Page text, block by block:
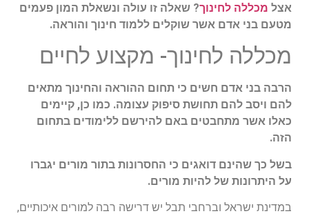
אצל מכללה לחינוך? שאלה זו עולה ונשאלת המון פעמים
מטעם בני אדם אשר שוקלים ללמוד חינוך והוראה.
מכללה לחינוך- מקצוע לחיים
הרבה בני אדם חשים כי תחום ההוראה והחינוך מתאים
להם ויסב להם תחושת סיפוק עצומה. כמו כן, קיימים
כאלו אשר מתחבטים באם להירשם ללימודים בתחום
הזה.
בשל כך שהינם דואגים כי החסרונות בתור מורים יגברו
על היתרונות של להיות מורים.
במדינת ישראל וברחבי תבל יש דרישה רבה למורים איכותיים,